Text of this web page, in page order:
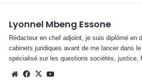
Lyonnel Mbeng Essone
Rédacteur en chef adjoint, je suis diplômé en
cabinets juridiques avant de me lancer dans
spécialisé sur les questions sociétés,
WebsiteFacebook
X